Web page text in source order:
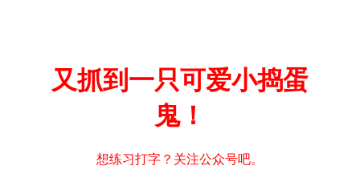
又抓到一只可爱小捣蛋
鬼！
想练习打字？关注公众号吧。